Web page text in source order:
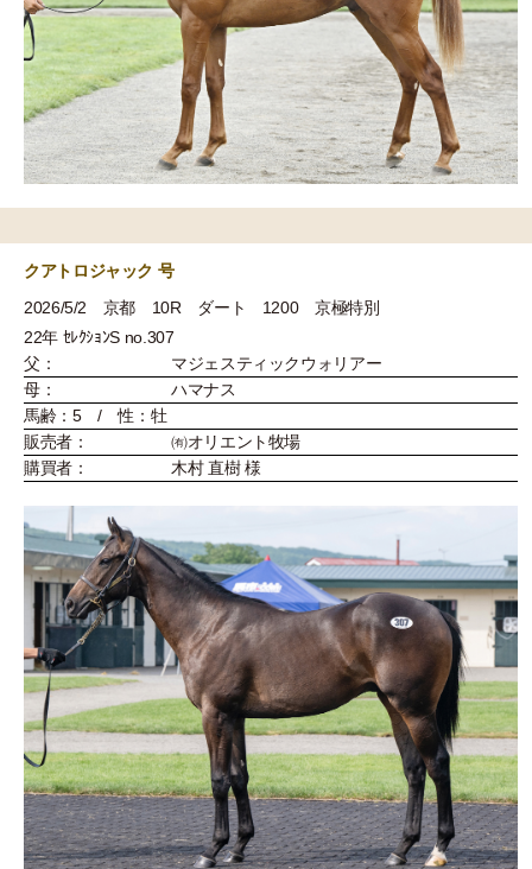
クアトロジャック 号
2026/5/2 京都 10R ダート 1200 京極特別
22年 ｾﾚｸｼｮﾝS no.307
父：
マジェスティックウォリアー
母：
ハマナス
馬齢：5 / 性：牡
販売者：
㈲オリエント牧場
購買者：
木村 直樹 様